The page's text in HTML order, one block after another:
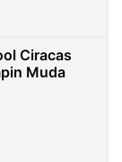
Ciracas
Muda